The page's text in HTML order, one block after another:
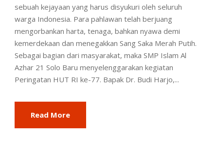
sebuah kejayaan yang harus disyukuri oleh seluruh
warga Indonesia. Para pahlawan telah berjuang
mengorbankan harta, tenaga, bahkan nyawa demi
kemerdekaan dan menegakkan Sang Saka Merah Putih.
Sebagai bagian dari masyarakat, maka SMP Islam Al
Azhar 21 Solo Baru menyelenggarakan kegiatan
Peringatan HUT RI ke-77. Bapak Dr. Budi Harjo,...
Read More